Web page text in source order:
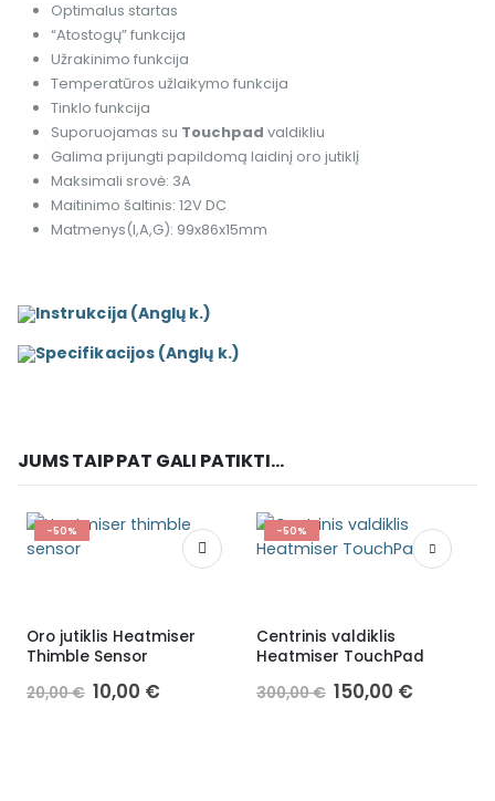
Optimalus startas
“Atostogų” funkcija
Užrakinimo funkcija
Temperatūros užlaikymo funkcija
Tinklo funkcija
Suporuojamas su Touchpad valdikliu
Galima prijungti papildomą laidinį oro jutiklį
Maksimali srovė: 3A
Maitinimo šaltinis: 12V DC
Matmenys(I,A,G): 99x86x15mm
Instrukcija (Anglų k.)
Specifikacijos (Anglų k.)
JUMS TAIP PAT GALI PATIKTI...
-50%
Oro jutiklis Heatmiser
Thimble Sensor
20,00€ 10,00 €
-50%
Centrinis valdiklis
Heatmiser TouchPad
300,00€ 150,00 €